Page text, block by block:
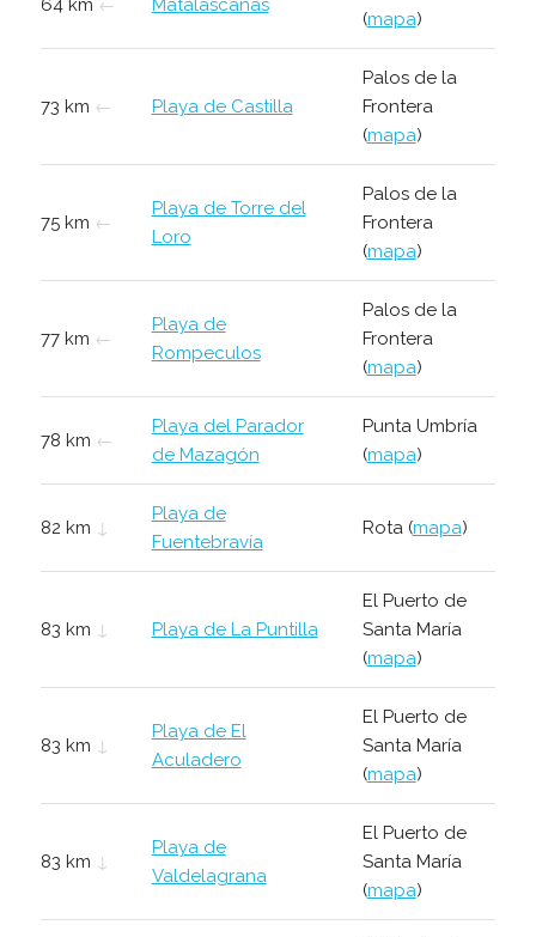
64 km ← Matalascañas
(mapa)
73 km ← Playa de Castilla
Palos de la
Frontera
(mapa)
75 km ←
Playa de Torre del
Loro
Palos de la
Frontera
(mapa)
77 km ←
Playa de
Rompeculos
Palos de la
Frontera
(mapa)
78 km ←
Playa del Parador
de Mazagón
Punta Umbría
(mapa)
82 km ↓
Playa de
Fuentebravía
Rota (mapa)
83 km ↓ Playa de La Puntilla
El Puerto de
Santa María
(mapa)
83 km ↓
Playa de El
Aculadero
El Puerto de
Santa María
(mapa)
83 km ↓
Playa de
Valdelagrana
El Puerto de
Santa María
(mapa)